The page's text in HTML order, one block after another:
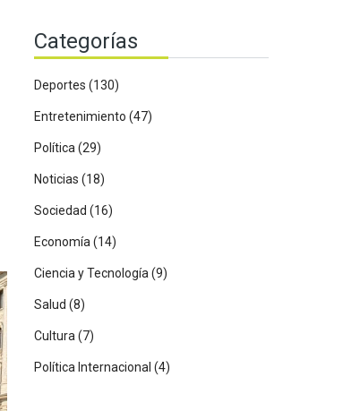
Categorías
Deportes (130)
Entretenimiento (47)
Política (29)
Noticias (18)
Sociedad (16)
Economía (14)
Ciencia y Tecnología (9)
Salud (8)
Cultura (7)
Política Internacional (4)